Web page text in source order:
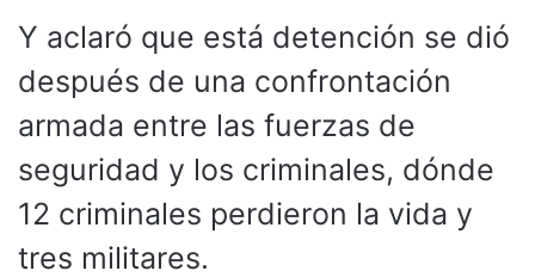
Y aclaró que está detención se dió
después de una confrontación
armada entre las fuerzas de
seguridad y los criminales, dónde
12 criminales perdieron la vida y
tres militares.